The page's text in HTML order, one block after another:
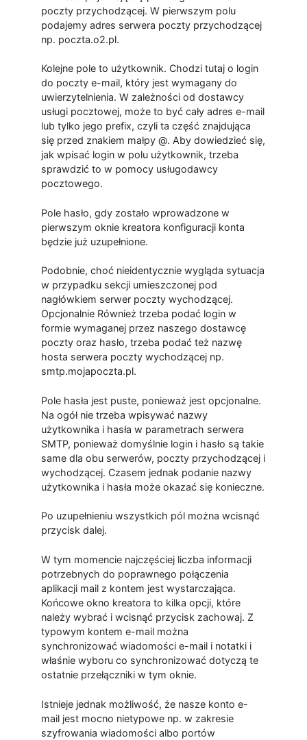
poczty przychodzącej. W pierwszym polu
podajemy adres serwera poczty przychodzącej
np. poczta.o2.pl.
Kolejne pole to użytkownik. Chodzi tutaj o login
do poczty e-mail, który jest wymagany do
uwierzytelnienia. W zależności od dostawcy
usługi pocztowej, może to być cały adres e-mail
lub tylko jego prefix, czyli ta część znajdująca
się przed znakiem małpy @. Aby dowiedzieć się,
jak wpisać login w polu użytkownik, trzeba
sprawdzić to w pomocy usługodawcy
pocztowego.
Pole hasło, gdy zostało wprowadzone w
pierwszym oknie kreatora konfiguracji konta
będzie już uzupełnione.
Podobnie, choć nieidentycznie wygląda sytuacja
w przypadku sekcji umieszczonej pod
nagłówkiem serwer poczty wychodzącej.
Opcjonalnie Również trzeba podać login w
formie wymaganej przez naszego dostawcę
poczty oraz hasło, trzeba podać też nazwę
hosta serwera poczty wychodzącej np.
smtp.mojapoczta.pl.
Pole hasła jest puste, ponieważ jest opcjonalne.
Na ogół nie trzeba wpisywać nazwy
użytkownika i hasła w parametrach serwera
SMTP, ponieważ domyślnie login i hasło są takie
same dla obu serwerów, poczty przychodzącej i
wychodzącej. Czasem jednak podanie nazwy
użytkownika i hasła może okazać się konieczne.
Po uzupełnieniu wszystkich pól można wcisnąć
przycisk dalej.
W tym momencie najczęściej liczba informacji
potrzebnych do poprawnego połączenia
aplikacji mail z kontem jest wystarczająca.
Końcowe okno kreatora to kilka opcji, które
należy wybrać i wcisnąć przycisk zachowaj. Z
typowym kontem e-mail można
synchronizować wiadomości e-mail i notatki i
właśnie wyboru co synchronizować dotyczą te
ostatnie przełączniki w tym oknie.
Istnieje jednak możliwość, że nasze konto e-
mail jest mocno nietypowe np. w zakresie
szyfrowania wiadomości albo portów